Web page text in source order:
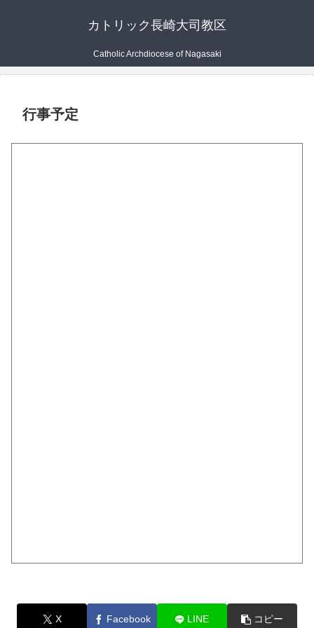
カトリック長崎大司教区
Catholic Archdiocese of Nagasaki
行事予定
X Facebook LINE コピー